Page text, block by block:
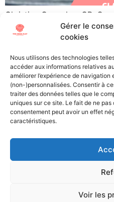
Gérer le
cookies
Nous utilisons des technologies
accéder aux informations relatives
améliorer l’expérience de
(non-)personnalisées. Consentir à
traiter des données telles que le
uniques sur ce site. Le fait de ne
consentement peut avoir un effet
caractéristiques.
Voir les
Christian Gonzalez, CB,
la Draft NFL 2023, The
plonger au mieux dans cet
grâce à nos « scouting
détaillées des meilleurs
du côté d’Eugene dans
All Texts Rights
Tous les textes présents sur
d’auteur. Il est interdit de
quelque manière que ce soit